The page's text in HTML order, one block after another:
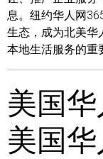
息。纽约华人网
生态，成为北美华
本地生活服务的重
美国华
美国华